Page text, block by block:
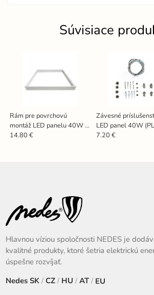
Súvisiace
Rám pre povrchovú
montáž LED panelu 40W (
PL121, PL121H,
14.80 €
Závesné
LED panel 40W
PL121H, PL121H/
7.20 €
Hlavnou víziou spoločnosti NEDES je
kvalitné produkty, ktoré šetria elektrickú
úspešne rozvíjať.
NedesSK / CZ / HU / AT / EU